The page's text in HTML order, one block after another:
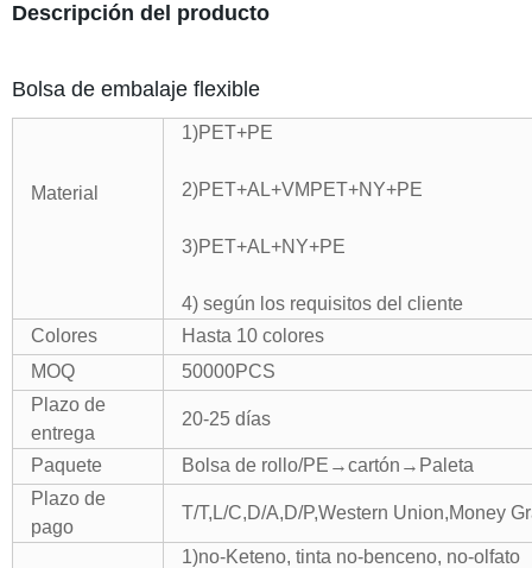
Descripción del producto
Bolsa de embalaje flexible
Material
1)PET+PE
2)PET+AL+VMPET+NY+PE
3)PET+AL+NY+PE
4) según los requisitos del cliente
Colores
Hasta 10 colores
MOQ
50000PCS
Plazo de
entrega
20-25 días
Paquete
Bolsa de rollo/PE→cartón→Paleta
Plazo de
pago
T/T,L/C,D/A,D/P,Western Union,Money
1)no-Keteno, tinta no-benceno, no-olfato